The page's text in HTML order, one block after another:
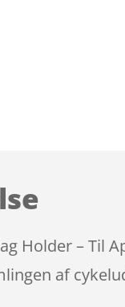
Holder – Til
af